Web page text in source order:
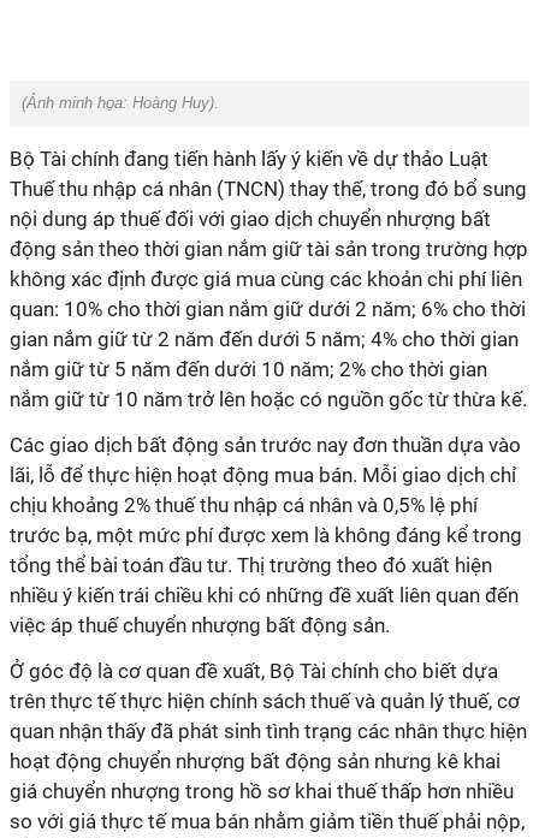
(Ảnh minh họa: Hoàng Huy).
Bộ Tài chính đang tiến hành lấy ý kiến về dự thảo Luật
Thuế thu nhập cá nhân (TNCN) thay thế, trong đó bổ sung
nội dung áp thuế đối với giao dịch chuyển nhượng bất
động sản theo thời gian nắm giữ tài sản trong trường hợp
không xác định được giá mua cùng các khoản chi phí liên
quan: 10% cho thời gian nắm giữ dưới 2 năm; 6% cho thời
gian nắm giữ từ 2 năm đến dưới 5 năm; 4% cho thời gian
nắm giữ từ 5 năm đến dưới 10 năm; 2% cho thời gian
nắm giữ từ 10 năm trở lên hoặc có nguồn gốc từ thừa kế.
Các giao dịch bất động sản trước nay đơn thuần dựa vào
lãi, lỗ để thực hiện hoạt động mua bán. Mỗi giao dịch chỉ
chịu khoảng 2% thuế thu nhập cá nhân và 0,5% lệ phí
trước bạ, một mức phí được xem là không đáng kể trong
tổng thể bài toán đầu tư. Thị trường theo đó xuất hiện
nhiều ý kiến trái chiều khi có những đề xuất liên quan đến
việc áp thuế chuyển nhượng bất động sản.
Ở góc độ là cơ quan đề xuất, Bộ Tài chính cho biết dựa
trên thực tế thực hiện chính sách thuế và quản lý thuế, cơ
quan nhận thấy đã phát sinh tình trạng các nhân thực hiện
hoạt động chuyển nhượng bất động sản nhưng kê khai
giá chuyển nhượng trong hồ sơ khai thuế thấp hơn nhiều
so với giá thực tế mua bán nhằm giảm tiền thuế phải nộp,